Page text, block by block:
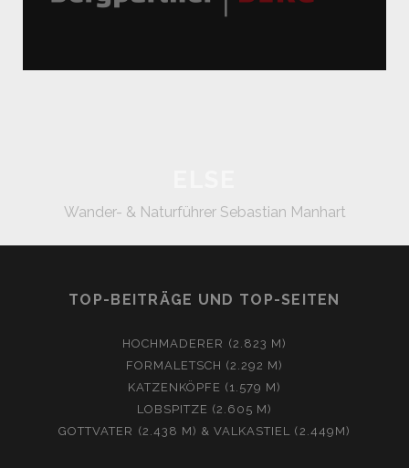
Wander- & Naturführer Sebastian Manhart
TOP-BEITRÄGE UND TOP-SEITEN
HOCHMADERER (2.823 M)
FORMALETSCH (2.292 M)
KATZENKÖPFE (1.579 M)
LOBSPITZE (2.605 M)
GOTTVATER (2.438 M) & VALKASTIEL (2.449M)